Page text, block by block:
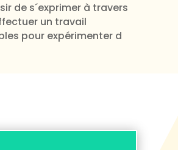
de s´exprimer à travers
un travail
pour expérimenter d